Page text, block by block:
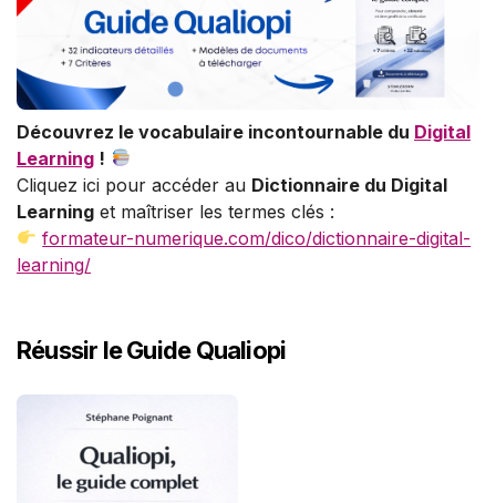
Découvrez le vocabulaire incontournable du Digital
Learning !
Cliquez ici pour accéder au Dictionnaire du Digital
Learning et maîtriser les termes clés :
formateur-numerique.com/dico/dictionnaire-digital-
learning/
Réussir le Guide Qualiopi